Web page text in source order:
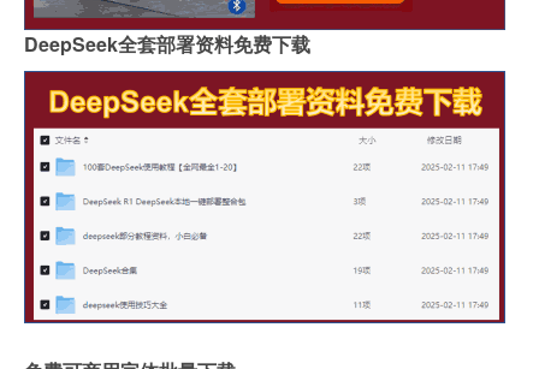
DeepSeek全套部署资料免费下载